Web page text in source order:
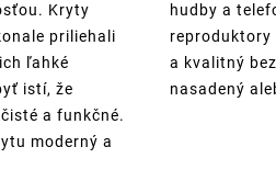
Kryty
priliehali
ľahké
istí, že
a funkčné.
moderný a
hudby a
reproduktory
a kvalitný
nasadený